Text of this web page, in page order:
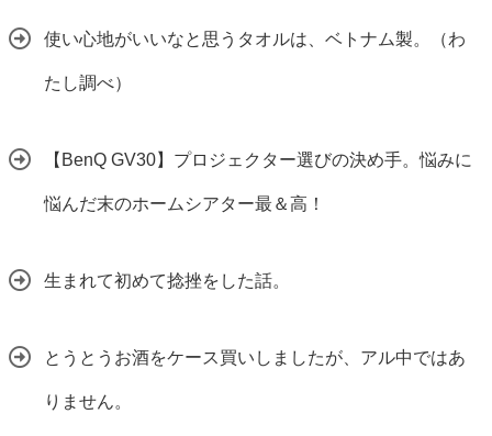
使い心地がいいなと思うタオルは、ベトナム製。（わ
たし調べ）
【BenQ GV30】プロジェクター選びの決め手。悩みに
悩んだ末のホームシアター最＆高！
生まれて初めて捻挫をした話。
とうとうお酒をケース買いしましたが、アル中ではあ
りません。